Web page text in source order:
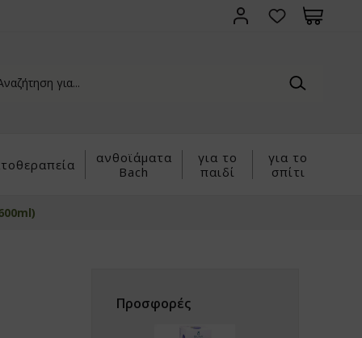
ανθοϊάματα
Bach
για το
παιδί
για το
σπίτι
Προσφορές